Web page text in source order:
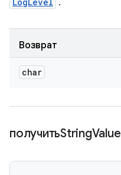
.
Возврат
char
получитьStringValue